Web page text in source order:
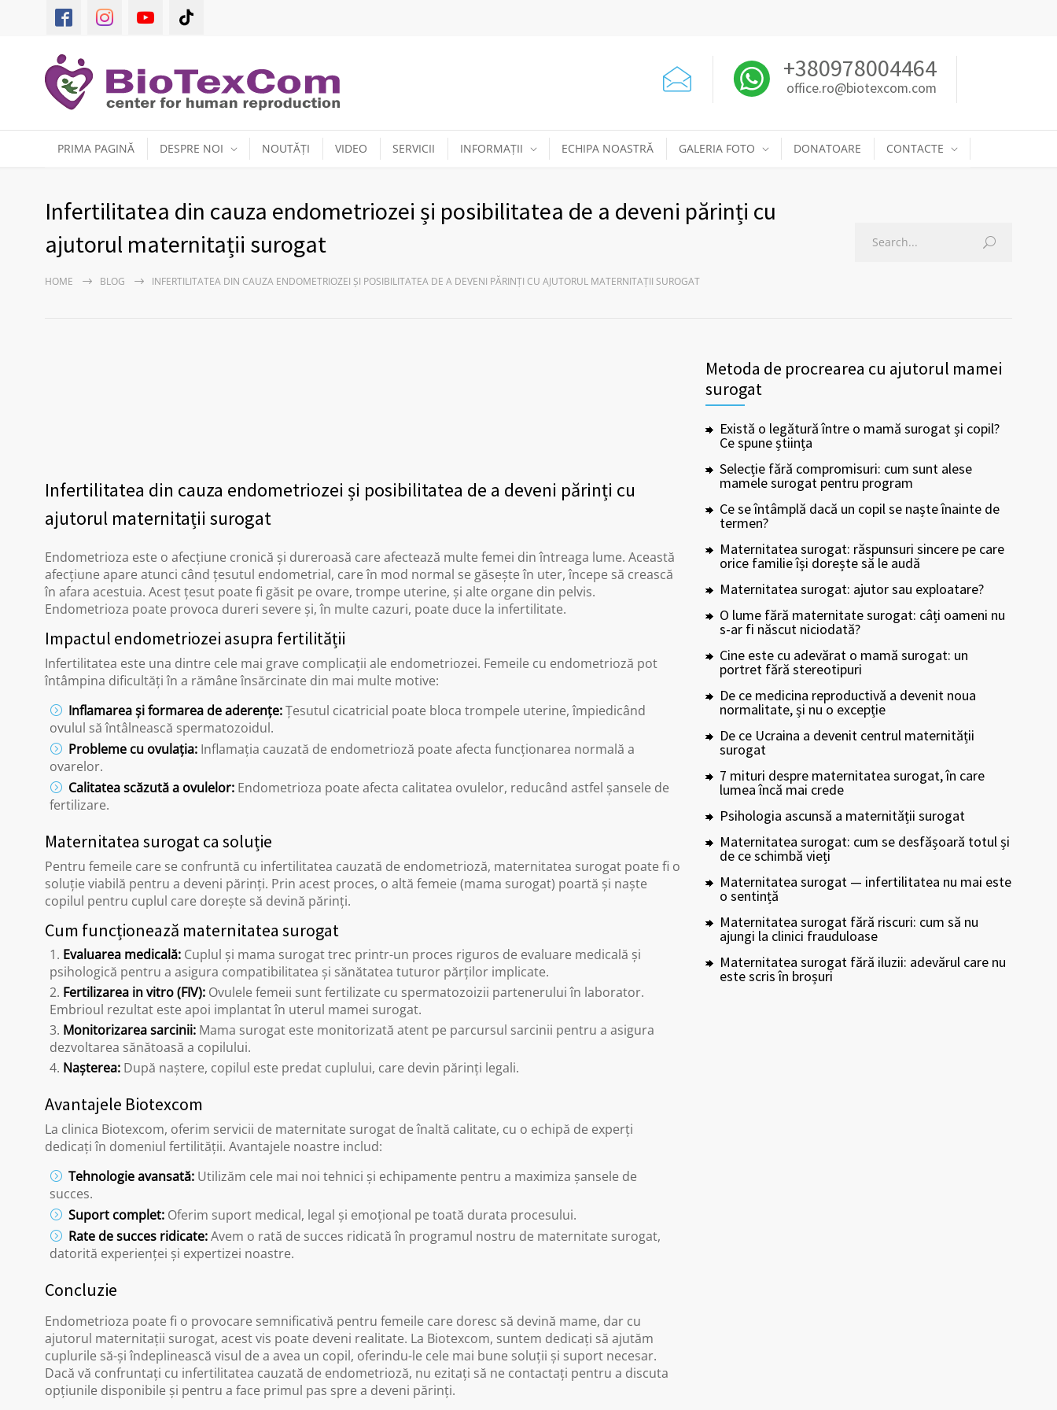
+380978004464
office.ro@biotexcom.com
PRIMA PAGINĂ DESPRE NOI NOUTĂȚI VIDEO SERVICII INFORMAȚII ECHIPA NOASTRĂ GALERIA FOTO DONATOARE CONTACTE
Infertilitatea din cauza endometriozei și posibilitatea de a deveni părinți cu
ajutorul maternitații surogat
HOME BLOG INFERTILITATEA DIN CAUZA ENDOMETRIOZEI ȘI POSIBILITATEA DE A DEVENI PĂRINȚI CU AJUTORUL MATERNITAȚII SUROGAT
Infertilitatea din cauza endometriozei și posibilitatea de a deveni părinți cu
ajutorul maternitații surogat
Endometrioza este o afecțiune cronică și dureroasă care afectează multe femei din întreaga lume. Această
afecțiune apare atunci când țesutul endometrial, care în mod normal se găsește în uter, începe să crească
în afara acestuia. Acest țesut poate fi găsit pe ovare, trompe uterine, și alte organe din pelvis.
Endometrioza poate provoca dureri severe și, în multe cazuri, poate duce la infertilitate.
Impactul endometriozei asupra fertilității
Infertilitatea este una dintre cele mai grave complicații ale endometriozei. Femeile cu endometrioză pot
întâmpina dificultăți în a rămâne însărcinate din mai multe motive:
Inflamarea și formarea de aderențe:Țesutul cicatricial poate bloca trompele uterine, împiedicând
ovulul să întâlnească spermatozoidul.
Probleme cu ovulația: Inflamația cauzată de endometrioză poate afecta funcționarea normală a
ovarelor.
Calitatea scăzută a ovulelor: Endometrioza poate afecta calitatea ovulelor, reducând astfel șansele de
fertilizare.
Maternitatea surogat ca soluție
Pentru femeile care se confruntă cu infertilitatea cauzată de endometrioză, maternitatea surogat poate fi o
soluție viabilă pentru a deveni părinți. Prin acest proces, o altă femeie (mama surogat) poartă și naște
copilul pentru cuplul care dorește să devină părinți.
Cum funcționează maternitatea surogat
Evaluarea medicală: Cuplul și mama surogat trec printr-un proces riguros de evaluare medicală și
psihologică pentru a asigura compatibilitatea și sănătatea tuturor părților implicate.
Fertilizarea in vitro (FIV): Ovulele femeii sunt fertilizate cu spermatozoizii partenerului în laborator.
Embrioul rezultat este apoi implantat în uterul mamei surogat.
Monitorizarea sarcinii: Mama surogat este monitorizată atent pe parcursul sarcinii pentru a asigura
dezvoltarea sănătoasă a copilului.
Nașterea: După naștere, copilul este predat cuplului, care devin părinți legali.
Avantajele Biotexcom
La clinica Biotexcom, oferim servicii de maternitate surogat de înaltă calitate, cu o echipă de experți
dedicați în domeniul fertilității. Avantajele noastre includ:
Tehnologie avansată: Utilizăm cele mai noi tehnici și echipamente pentru a maximiza șansele de
succes.
Suport complet: Oferim suport medical, legal și emoțional pe toată durata procesului.
Rate de succes ridicate:Avem o rată de succes ridicată în programul nostru de maternitate surogat,
datorită experienței și expertizei noastre.
Concluzie
Endometrioza poate fi o provocare semnificativă pentru femeile care doresc să devină mame, dar cu
ajutorul maternitații surogat, acest vis poate deveni realitate. La Biotexcom, suntem dedicați să ajutăm
cuplurile să-și îndeplinească visul de a avea un copil, oferindu-le cele mai bune soluții și suport necesar.
Dacă vă confruntați cu infertilitatea cauzată de endometrioză, nu ezitați să ne contactați pentru a discuta
opțiunile disponibile și pentru a face primul pas spre a deveni părinți.
Metoda de procrearea cu ajutorul mamei
surogat
Există o legătură între o mamă surogat și copil?
Ce spune știința
Selecție fără compromisuri: cum sunt alese
mamele surogat pentru program
Ce se întâmplă dacă un copil se naște înainte de
termen?
Maternitatea surogat: răspunsuri sincere pe care
orice familie își dorește să le audă
Maternitatea surogat: ajutor sau exploatare?
O lume fără maternitate surogat: câți oameni nu
s-ar fi născut niciodată?
Cine este cu adevărat o mamă surogat: un
portret fără stereotipuri
De ce medicina reproductivă a devenit noua
normalitate, și nu o excepție
De ce Ucraina a devenit centrul maternității
surogat
7 mituri despre maternitatea surogat, în care
lumea încă mai crede
Psihologia ascunsă a maternității surogat
Maternitatea surogat: cum se desfășoară totul și
de ce schimbă vieți
Maternitatea surogat — infertilitatea nu mai este
o sentință
Maternitatea surogat fără riscuri: cum să nu
ajungi la clinici frauduloase
Maternitatea surogat fără iluzii: adevărul care nu
este scris în broșuri